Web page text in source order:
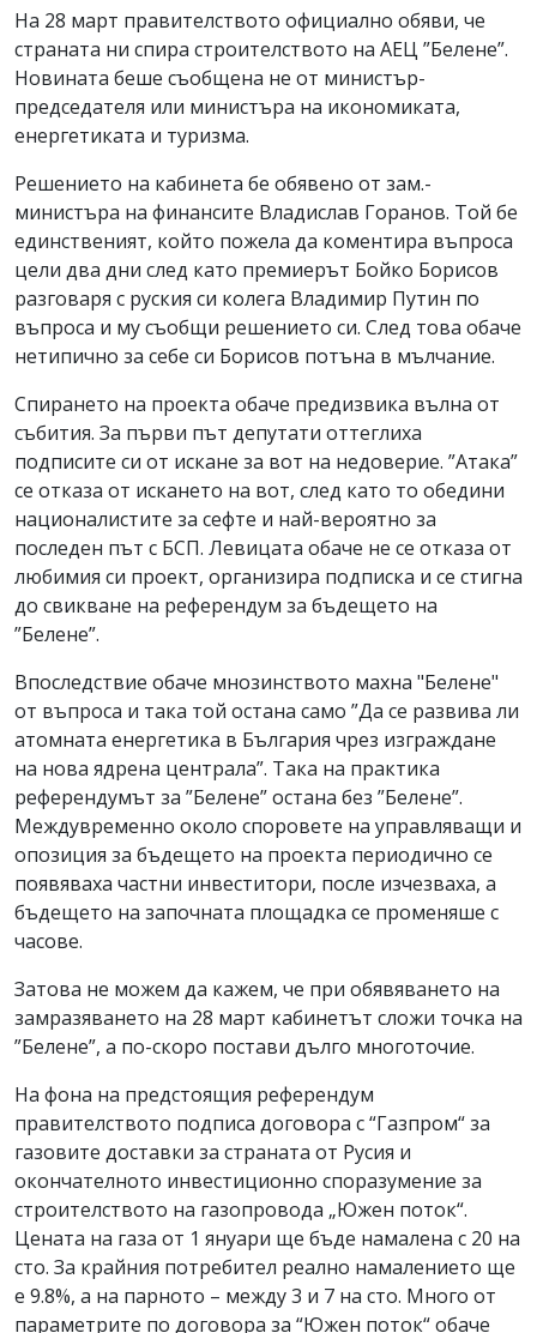
На 28 март правителството официално обяви, че
страната ни спира строителството на АЕЦ ”Белене”.
Новината беше съобщена не от министър-
председателя или министъра на икономиката,
енергетиката и туризма.
Решението на кабинета бе обявено от зам.-
министъра на финансите Владислав Горанов. Той бе
единственият, който пожела да коментира въпроса
цели два дни след като премиерът Бойко Борисов
разговаря с руския си колега Владимир Путин по
въпроса и му съобщи решението си. След това обаче
нетипично за себе си Борисов потъна в мълчание.
Спирането на проекта обаче предизвика вълна от
събития. За първи път депутати оттеглиха
подписите си от искане за вот на недоверие. ”Атака”
се отказа от искането на вот, след като то обедини
националистите за сефте и най-вероятно за
последен път с БСП. Левицата обаче не се отказа от
любимия си проект, организира подписка и се стигна
до свикване на референдум за бъдещето на
”Белене”.
Впоследствие обаче мнозинството махна "Белене"
от въпроса и така той остана само ”Да се развива ли
атомната енергетика в България чрез изграждане
на нова ядрена централа”. Така на практика
референдумът за ”Белене” остана без ”Белене”.
Междувременно около споровете на управляващи и
опозиция за бъдещето на проекта периодично се
появяваха частни инвеститори, после изчезваха, а
бъдещето на започната площадка се променяше с
часове.
Затова не можем да кажем, че при обявяването на
замразяването на 28 март кабинетът сложи точка на
”Белене”, а по-скоро постави дълго многоточие.
На фона на предстоящия референдум
правителството подписа договора с “Газпром“ за
газовите доставки за страната от Русия и
окончателното инвестиционно споразумение за
строителството на газопровода „Южен поток“.
Цената на газа от 1 януари ще бъде намалена с 20 на
сто. За крайния потребител реално намалението ще
е 9.8%, а на парното – между 3 и 7 на сто. Много от
параметрите по договора за “Южен поток“ обаче